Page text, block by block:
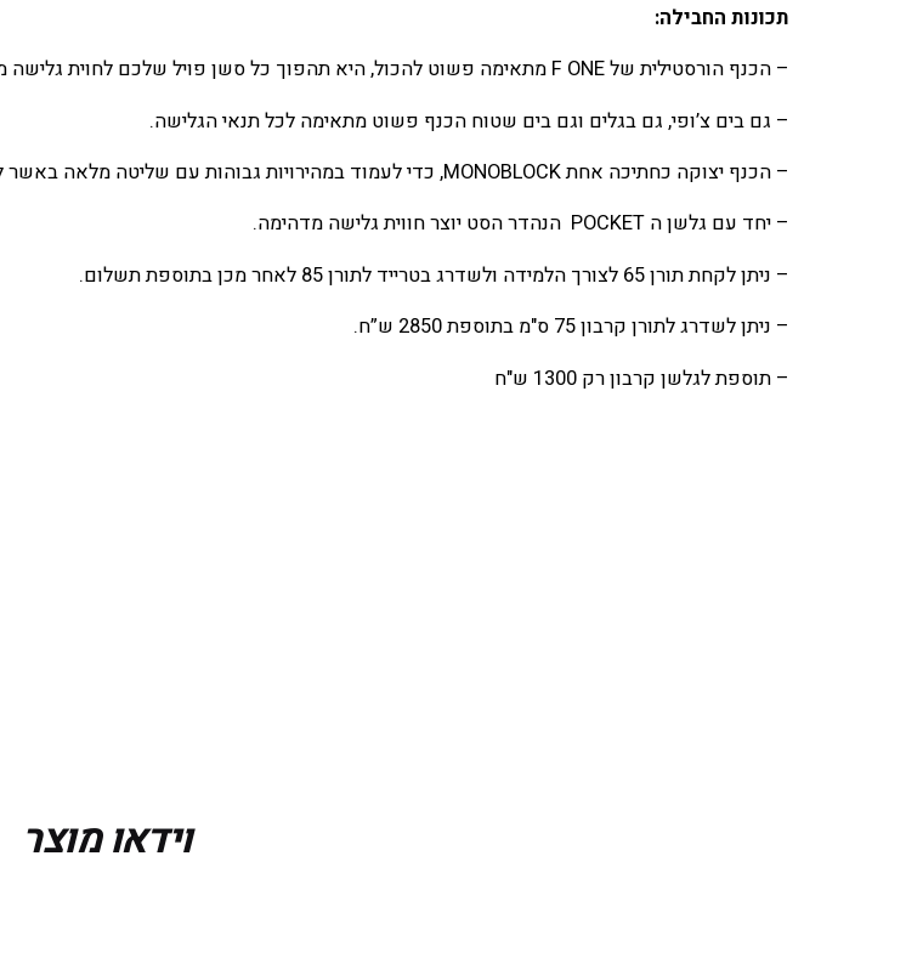
תכונות החבילה:
– הכנף הורסטילית של F ONE מתאימה פשוט להכול, היא תהפוך כל סשן פויל שלכם לחוית גלישה מדהימה.
– גם בים צ’ופי, גם בגלים וגם בים שטוח הכנף פשוט מתאימה לכל תנאי הגלישה.
– הכנף יצוקה כחתיכה אחת MONOBLOCK, כדי לעמוד במהירויות גבוהות עם שליטה מלאה באשר לתנאים, והיא שוקלת רק 900 גרם!
– יחד עם גלשן ה POCKET הנהדר הסט יוצר חווית גלישה מדהימה.
– ניתן לקחת תורן 65 לצורך הלמידה ולשדרג בטרייד לתורן 85 לאחר מכן בתוספת תשלום.
– ניתן לשדרג לתורן קרבון 75 ס"מ בתוספת 2850 ש”ח.
– תוספת לגלשן קרבון רק 1300 ש"ח
וידאו מוצר